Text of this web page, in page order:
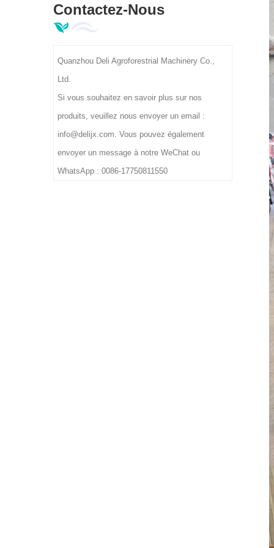
et les aliments
servomoteur
Contactez-Nous
Quanzhou Deli Agroforestrial Machinery Co.,
Ltd.
Si vous souhaitez en savoir plus sur nos
produits, veuillez nous envoyer un email :
info@delijx.com. Vous pouvez également
envoyer un message à notre WeChat ou
WhatsApp : 0086-17750811550